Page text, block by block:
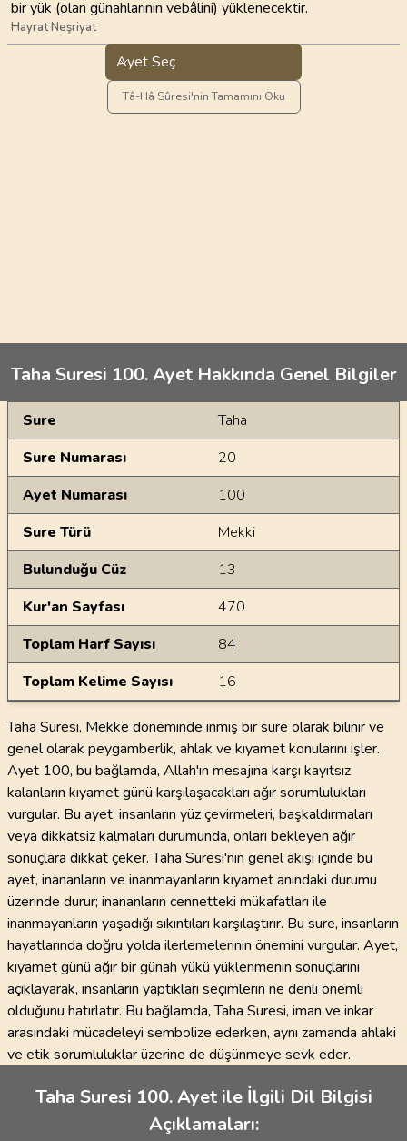
bir yük (olan günahlarının vebâlini) yüklenecektir.
Hayrat Neşriyat
Ayet Seç
Tâ-Hâ Sûresi'nin Tamamını Oku
Taha Suresi 100. Ayet Hakkında Genel Bilgiler
Genel Bilgiler
Sure
Taha
Sure Numarası
20
Ayet Numarası
100
Sure Türü
Mekki
Bulunduğu Cüz
13
Kur'an Sayfası
470
Toplam Harf Sayısı
84
Toplam Kelime Sayısı
16
Taha Suresi, Mekke döneminde inmiş bir sure olarak bilinir ve
genel olarak peygamberlik, ahlak ve kıyamet konularını işler.
Ayet 100, bu bağlamda, Allah'ın mesajına karşı kayıtsız
kalanların kıyamet günü karşılaşacakları ağır sorumlulukları
vurgular. Bu ayet, insanların yüz çevirmeleri, başkaldırmaları
veya dikkatsiz kalmaları durumunda, onları bekleyen ağır
sonuçlara dikkat çeker. Taha Suresi'nin genel akışı içinde bu
ayet, inananların ve inanmayanların kıyamet anındaki durumu
üzerinde durur; inananların cennetteki mükafatları ile
inanmayanların yaşadığı sıkıntıları karşılaştırır. Bu sure, insanların
hayatlarında doğru yolda ilerlemelerinin önemini vurgular. Ayet,
kıyamet günü ağır bir günah yükü yüklenmenin sonuçlarını
açıklayarak, insanların yaptıkları seçimlerin ne denli önemli
olduğunu hatırlatır. Bu bağlamda, Taha Suresi, iman ve inkar
arasındaki mücadeleyi sembolize ederken, aynı zamanda ahlaki
ve etik sorumluluklar üzerine de düşünmeye sevk eder.
Taha Suresi 100. Ayet ile İlgili Dil Bilgisi
Açıklamaları: